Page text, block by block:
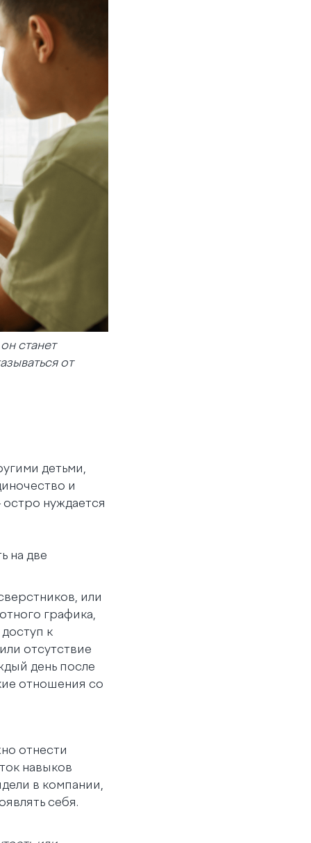
станет
от
детьми,
и
нуждается
на две
или
графика,
к
отсутствие
день после
отношения со
отнести
навыков
в компании,
себя.